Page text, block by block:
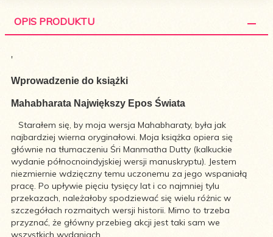
OPIS PRODUKTU
'
Wprowadzenie do książki
Mahabharata Największy Epos Świata
Starałem się, by moja wersja Mahabharaty, była jak
najbardziej wierna oryginałowi. Moja książka opiera się
głównie na tłumaczeniu Śri Manmatha Dutty (kalkuckie
wydanie północnoindyjskiej wersji manuskryptu). Jestem
niezmiernie wdzięczny temu uczonemu za jego wspaniałą
pracę. Po upływie pięciu tysięcy lat i co najmniej tylu
przekazach, należałoby spodziewać się wielu różnic w
szczegółach rozmaitych wersji historii. Mimo to trzeba
przyznać, że główny przebieg akcji jest taki sam we
wszystkich wydaniach.